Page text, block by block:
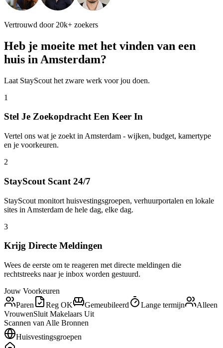
Vertrouwd door 20k+ zoekers
Heb je moeite met het vinden van een
huis in Amsterdam?
Laat StayScout het zware werk voor jou doen.
1
Stel Je Zoekopdracht Een Keer In
Vertel ons wat je zoekt in Amsterdam - wijken, budget, kamertype
en je voorkeuren.
2
StayScout Scant 24/7
StayScout monitort huisvestingsgroepen, verhuurportalen en lokale
sites in Amsterdam de hele dag, elke dag.
3
Krijg Directe Meldingen
Wees de eerste om te reageren met directe meldingen die
rechtstreeks naar je inbox worden gestuurd.
Jouw Voorkeuren
Paren
Reg OK Gemeubileerd Lange termijn
Alleen
VrouwenSluit Makelaars Uit
Scannen van Alle Bronnen
Huisvestingsgroepen